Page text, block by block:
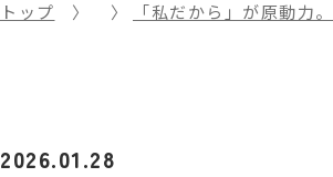
トップ 「私だから」が原動力
2026.01.28